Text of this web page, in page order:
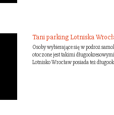
Tani parking Lotniska
Osoby wybierające się w podroż
otoczone jest takimi
Lotnisko Wrocław posiada też